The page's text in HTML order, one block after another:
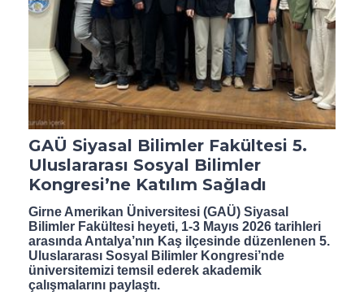
GAÜ Siyasal Bilimler Fakültesi 5.
Uluslararası Sosyal Bilimler
Kongresi’ne Katılım Sağladı
Girne Amerikan Üniversitesi (GAÜ) Siyasal
Bilimler Fakültesi heyeti, 1-3 Mayıs 2026 tarihleri
arasında Antalya’nın Kaş ilçesinde düzenlenen 5.
Uluslararası Sosyal Bilimler Kongresi’nde
üniversitemizi temsil ederek akademik
çalışmalarını paylaştı.